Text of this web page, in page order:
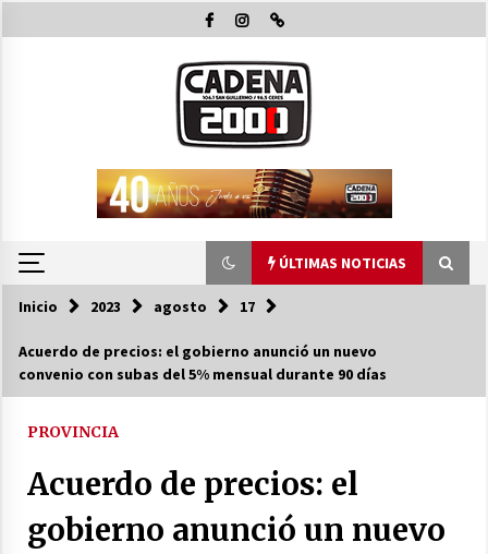
al
ÚLTIMAS NOTICIAS
ÚLTIMAS NOTICIAS
Pullaro y Michlig recorrieron y habiltaron
obras en C. Bossi y en 2 Rosas y La legua e
El Senado dio media sanción a la emergencia
hídrica y otros proyectos clave
07/08/2026
Inicio 2023 agosto 17
Acuerdo de precios: el gobierno anunció un nuevo
convenio con subas del 5% mensual durante 90 días
PROVINCIA
Acuerdo de precios: el
gobierno anunció un nuevo